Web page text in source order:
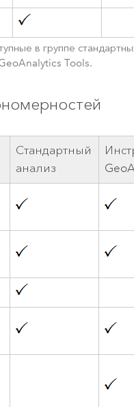
в группе
Tools.
Стандартный
анализ